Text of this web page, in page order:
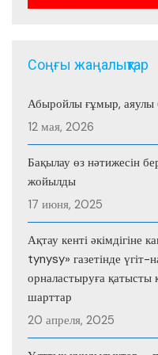
Соңғы жаңалықтар
Абыройлы ғұмыр, аяулы
12 мая, 2026
Бақылау өз нәтижесін
жойылды
17 июня, 2025
Ақтау кенті әкімдігіне
tynysy» газетінде үгіт-
орналастыруға
шарттар
20 апреля, 2025